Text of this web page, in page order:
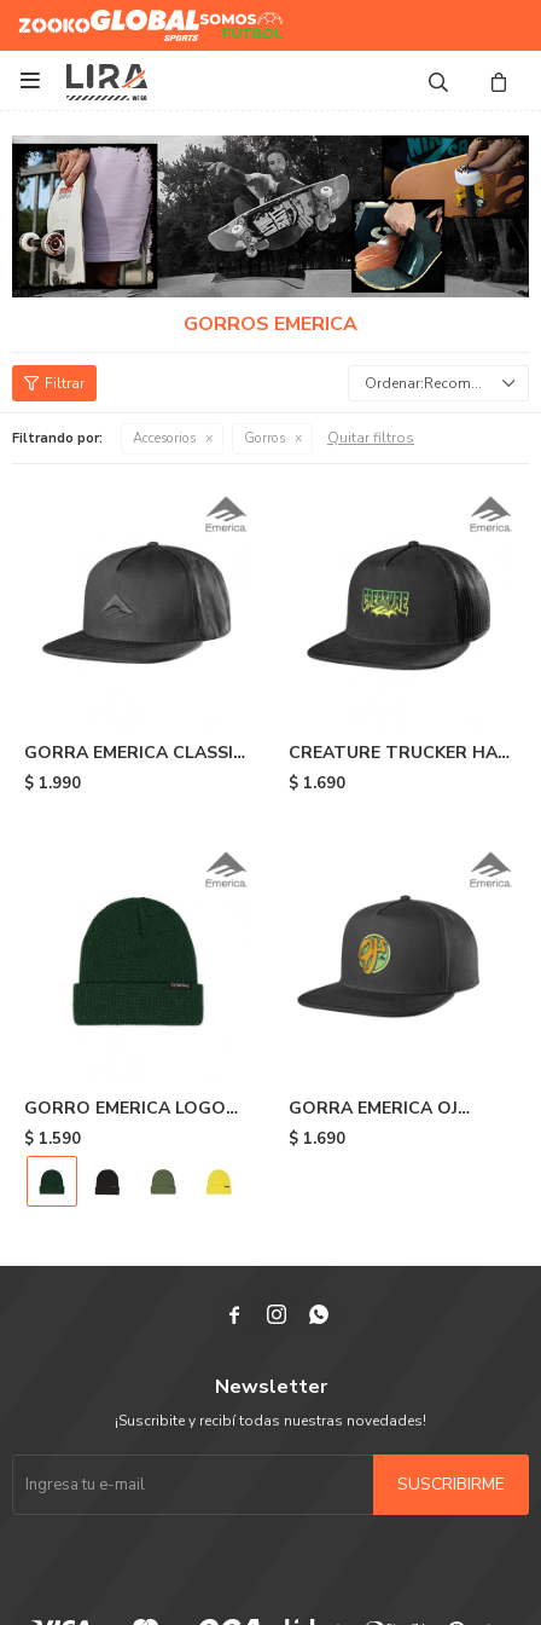
Zooko Global Sports
Somos
Futbol

GORROS EMERICA
Recomendados
Filtrando por: Accesorios Gorros Quitar filtros
GORRA EMERICA CLASSIC
SNAPBACK - Black
$ 1.990
CREATURE TRUCKER HAT
- Black
$ 1.690
GORRO EMERICA LOGO
CLAMP BEANIE - Green
$ 1.590
GORRA EMERICA OJ
CIRCLE SNAPBACK - Black
$ 1.690
  
Newsletter
¡Suscribite y recibí todas nuestras novedades!
SUSCRIBIRME